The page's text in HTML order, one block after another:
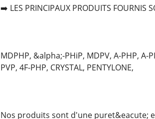
➡️ LES PRINCIPAUX PRODUITS FOURNIS
MDPHP, &alpha;-PHiP, MDPV, A-PHP, A-
PVP, 4F-PHP, CRYSTAL, PENTYLONE,
Nos produits sont d'une puret&eacute;